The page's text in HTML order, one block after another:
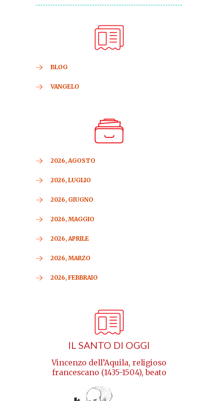
BLOG
VANGELO
2026, AGOSTO
2026, LUGLIO
2026, GIUGNO
2026, MAGGIO
2026, APRILE
2026, MARZO
2026, FEBBRAIO
IL SANTO DI OGGI
Vincenzo dell’Aquila, religioso
francescano (1435-1504), beato